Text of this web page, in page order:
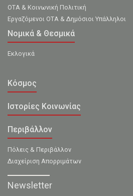
ΟΤΑ & Κοινωνική Πολιτική
Εργαζόμενοι ΟΤΑ & Δημόσιοι Υπάλληλοι
Νομικά & Θεσμικά
Εκλογικά
Κόσμος
Ιστορίες Κοινωνίας
Περιβάλλον
Πόλεις & Περιβάλλον
Διαχείριση Απορριμάτων
Newsletter